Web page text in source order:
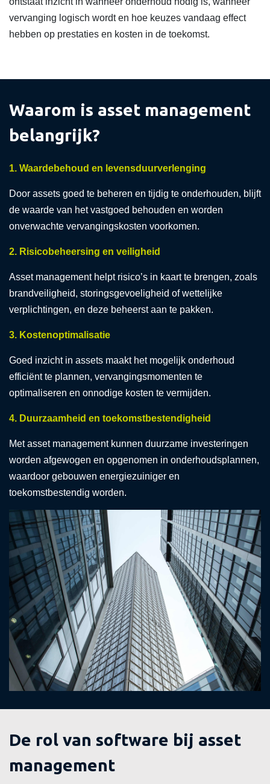
vervanging logisch wordt en hoe keuzes vandaag effect
hebben op prestaties en kosten in de toekomst.
Waarom is asset management
belangrijk?
1. Waardebehoud en levensduurverlenging
Door assets goed te beheren en tijdig te onderhouden, blijft
de waarde van het vastgoed behouden en worden
onverwachte vervangingskosten voorkomen.
2. Risicobeheersing en veiligheid
Asset management helpt risico’s in kaart te brengen, zoals
brandveiligheid, storingsgevoeligheid of wettelijke
verplichtingen, en deze beheerst aan te pakken.
3. Kostenoptimalisatie
Goed inzicht in assets maakt het mogelijk onderhoud
efficiënt te plannen, vervangingsmomenten te
optimaliseren en onnodige kosten te vermijden.
4. Duurzaamheid en toekomstbestendigheid
Met asset management kunnen duurzame investeringen
worden afgewogen en opgenomen in onderhoudsplannen,
waardoor gebouwen energiezuiniger en
toekomstbestendig worden.
De rol van software bij asset
management